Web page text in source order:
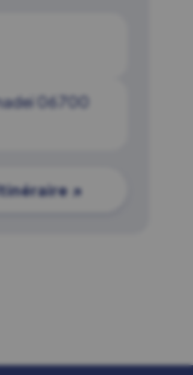
06700
↗